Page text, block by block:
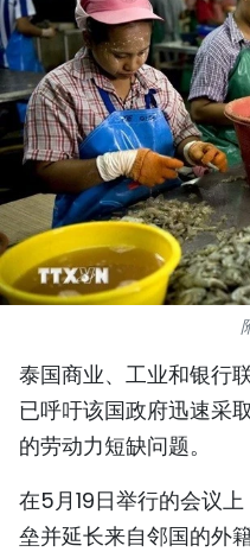
文化
体育
国际
旅游
友谊
史海
图表
视频
泰国商业、工业和银行
已呼吁该国政府迅速采
的劳动力短缺问题。
在5月19日举行的会议
垒并延长来自邻国的外